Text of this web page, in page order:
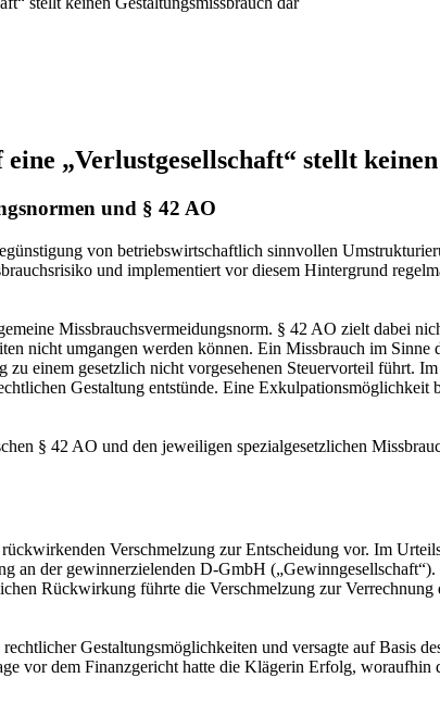
„Verlustgesellschaft“ stellt
und § 42 AO
von betriebswirtschaftlich sinnvollen
und implementiert vor diesem Hintergrund
Missbrauchsvermeidungsnorm. § 42 AO zielt dabei
nicht umgangen werden können. Ein Missbrauch im
einem gesetzlich nicht vorgesehenen Steuervorteil führt.
Gestaltung entstünde. Eine Exkulpationsmöglichkeit
§ 42 AO und den jeweiligen spezialgesetzlichen
Verschmelzung zur Entscheidung vor. Im
an der gewinnerzielenden D-GmbH
Rückwirkung führte die Verschmelzung zur
Gestaltungsmöglichkeiten und versagte auf Basis
vor dem Finanzgericht hatte die Klägerin Erfolg, woraufhin